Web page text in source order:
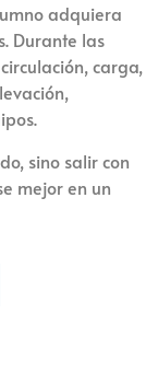
adquiera
Durante las
carga,
sino salir con
mejor en un